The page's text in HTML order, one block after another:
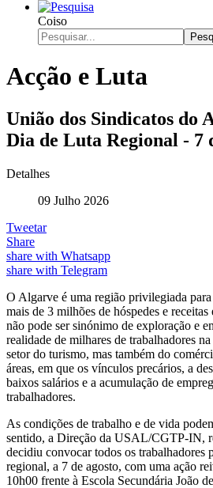
Coiso
Acção e Luta
União dos Sindicatos do
Dia de Luta Regional - 7
Detalhes
09 Julho 2026
Tweetar
Share
share with Whatsapp
share with Telegram
O Algarve é uma região privilegiada
mais de 3 milhões de hóspedes e
não pode ser sinónimo de exploração e
realidade de milhares de trabalhadores
setor do turismo, mas também do
áreas, em que os vínculos precários, a
baixos salários e a acumulação de
trabalhadores.
As condições de trabalho e de vida
sentido, a Direção da USAL/CGTP-IN,
decidiu convocar todos os trabalhadores
regional, a 7 de agosto, com uma ação
10h00 frente à Escola Secundária João